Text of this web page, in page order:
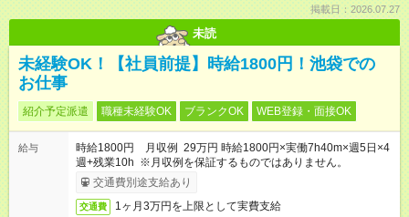
掲載日：2026.07.27
未読
未経験OK！【社員前提】時給1800円！池袋での
お仕事
紹介予定派遣 職種未経験OK ブランクOK WEB登録・面接OK
給与
時給1800円 月収例 29万円 時給1800円×実働7h40m×週5日×4
週+残業10h ※月収例を保証するものではありません。
交通費別途支給あり
交通費 1ヶ月3万円を上限として実費支給